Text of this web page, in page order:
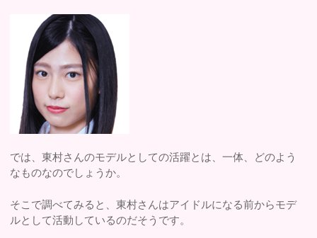
では、東村さんのモデルとしての活躍とは、一体、どのよう
なものなのでしょうか。
そこで調べてみると、東村さんはアイドルになる前からモデ
ルとして活動しているのだそうです。